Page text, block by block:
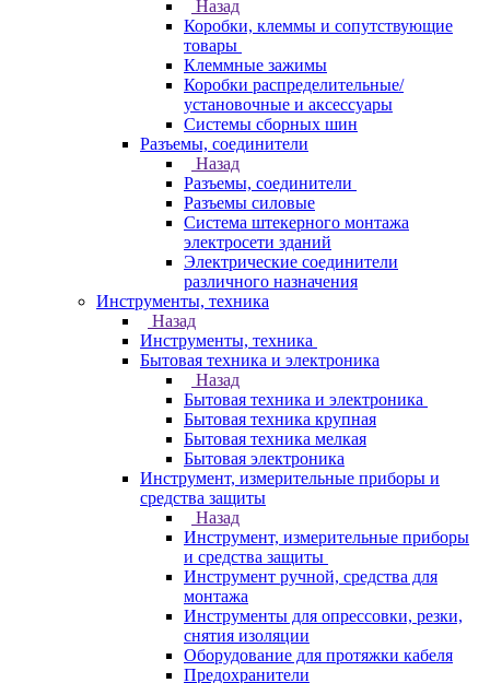
Назад
Коробки, клеммы и сопутствующие
товары
Клеммные зажимы
Коробки распределительные/
установочные и аксессуары
Системы сборных шин
Разъемы, соединители
Назад
Разъемы, соединители
Разъемы силовые
Система штекерного монтажа
электросети зданий
Электрические соединители
различного назначения
Инструменты, техника
Назад
Инструменты, техника
Бытовая техника и электроника
Назад
Бытовая техника и электроника
Бытовая техника крупная
Бытовая техника мелкая
Бытовая электроника
Инструмент, измерительные приборы и
средства защиты
Назад
Инструмент, измерительные приборы
и средства защиты
Инструмент ручной, средства для
монтажа
Инструменты для опрессовки, резки,
снятия изоляции
Оборудование для протяжки кабеля
Предохранители